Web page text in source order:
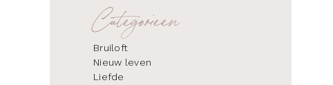
Liefde
Nieuw leven
Bruiloft
Categorieen